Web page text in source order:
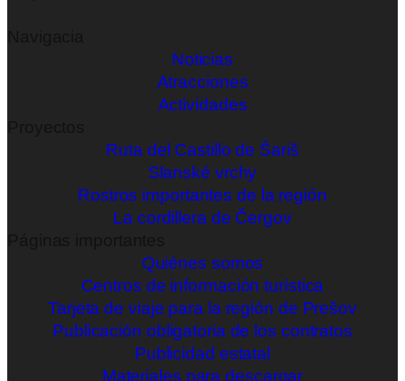
Noticias
Atracciones
Actividades
Ruta del Castillo de Šariš
Slanské vrchy
Rostros importantes de la región
La cordillera de Čergov
Quiénes somos
Centros de información turística
Tarjeta de viaje para la región de Prešov
Publicación obligatoria de los contratos
Publicidad estatal
Materiales para descargar